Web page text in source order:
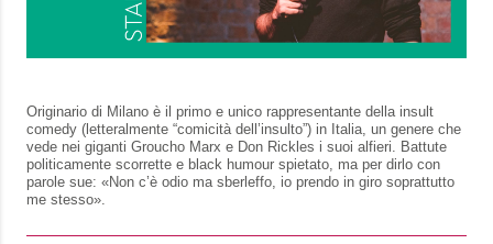
Originario di Milano è il primo e unico rappresentante della insult
comedy (letteralmente “comicità dell’insulto”) in Italia, un genere che
vede nei giganti Groucho Marx e Don Rickles i suoi alfieri. Battute
politicamente scorrette e black humour spietato, ma per dirlo con
parole sue: «Non c’è odio ma sberleffo, io prendo in giro soprattutto
me stesso».